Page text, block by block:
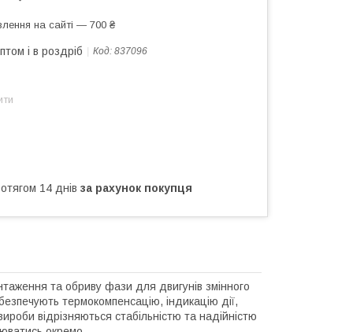
на сайті — 700 ₴
і в роздріб Код: 837096
14 днів за рахунок покупця
та обриву фази для двигунів змінного
термокомпенсацію, індикацію дії,
відрізняються стабільністю та надійністю